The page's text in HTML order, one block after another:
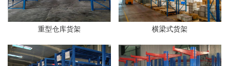
重型仓库货架 横梁式货架